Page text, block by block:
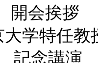
挨拶
学特任教
演 「